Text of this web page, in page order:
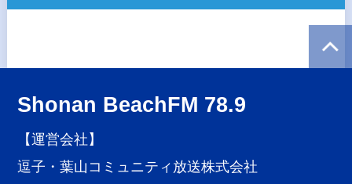
Shonan BeachFM 78.9
【運営会社】
逗子・葉山コミュニティ放送株式会社